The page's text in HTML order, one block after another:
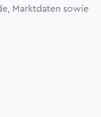
Marktdaten sowie